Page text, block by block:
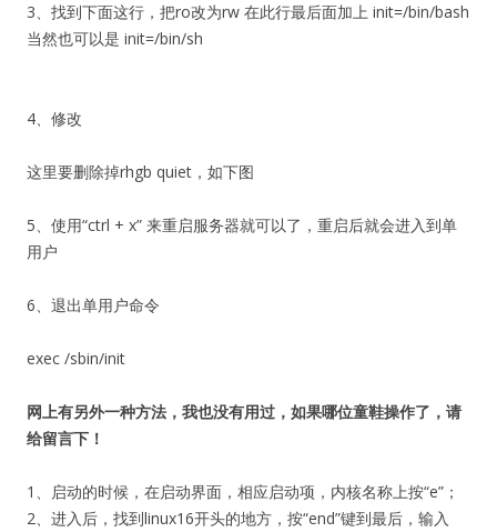
3、找到下面这行，把ro改为rw 在此行最后面加上 init=/bin/bash
当然也可以是 init=/bin/sh
4、修改
这里要删除掉rhgb quiet，如下图
5、使用“ctrl + x” 来重启服务器就可以了，重启后就会进入到单
用户
6、退出单用户命令
exec /sbin/init
网上有另外一种方法，我也没有用过，如果哪位童鞋操作了，请
给留言下！
1、启动的时候，在启动界面，相应启动项，内核名称上按“e”；
2、进入后，找到linux16开头的地方，按“end”键到最后，输入